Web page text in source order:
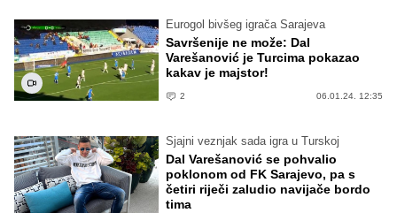
Eurogol bivšeg igrača Sarajeva
Savršenije ne može: Dal
Varešanović je Turcima pokazao
kakav je majstor!
2 06.01.24. 12:35
Sjajni veznjak sada igra u Turskoj
Dal Varešanović se pohvalio
poklonom od FK Sarajevo, pa s
četiri riječi zaludio navijače bordo
tima